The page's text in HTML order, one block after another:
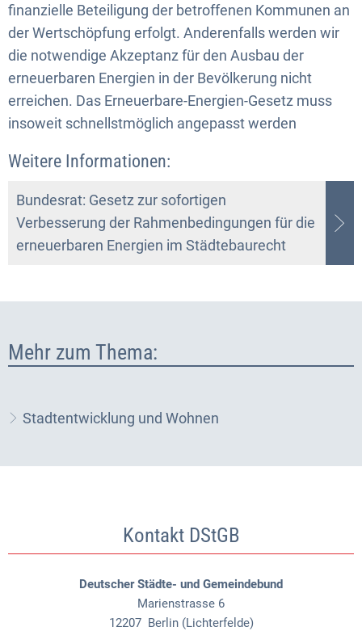
finanzielle Beteiligung der betroffenen Kommunen an
der Wertschöpfung erfolgt. Anderenfalls werden wir
die notwendige Akzeptanz für den Ausbau der
erneuerbaren Energien in der Bevölkerung nicht
erreichen. Das Erneuerbare-Energien-Gesetz muss
insoweit schnellstmöglich angepasst werden
Weitere Informationen:
Bundesrat: Gesetz zur sofortigen
Verbesserung der Rahmenbedingungen für die
erneuerbaren Energien im Städtebaurecht
Mehr zum Thema:
Stadtentwicklung und Wohnen
Kontakt DStGB
Deutscher Städte- und Gemeindebund
Marienstrasse 6
12207 Berlin (Lichterfelde)